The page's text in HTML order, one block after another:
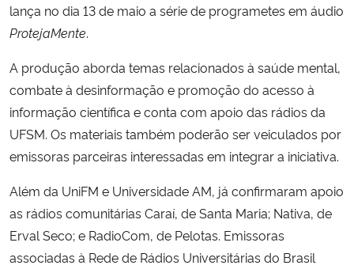
Ministério do Desenvolvimento Regional
Controladoria-Geral da União
Ministério da Mulher, da Família e dos Direitos Humanos
Secretaria-Geral
Secretaria de Governo
Gabinete de Segurança Institucional
lança no dia 13 de maio a série de programetes em áudio
ProtejaMente.
A produção aborda temas relacionados à saúde mental,
combate à desinformação e promoção do acesso à
informação científica e conta com apoio das rádios da
UFSM. Os materiais também poderão ser veiculados por
emissoras parceiras interessadas em integrar a iniciativa.
Além da UniFM e Universidade AM, já confirmaram apoio
as rádios comunitárias Caraí, de Santa Maria; Nativa, de
Erval Seco; e RadioCom, de Pelotas. Emissoras
associadas à Rede de Rádios Universitárias do Brasil